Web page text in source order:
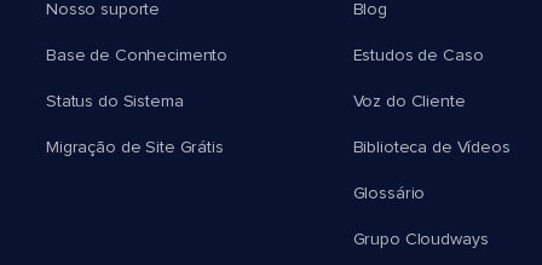
Nosso suporte
Base de Conhecimento
Status do Sistema
Migração de Site Grátis
Blog
Estudos de Caso
Voz do Cliente
Biblioteca de Vídeos
Glossário
Grupo Cloudways